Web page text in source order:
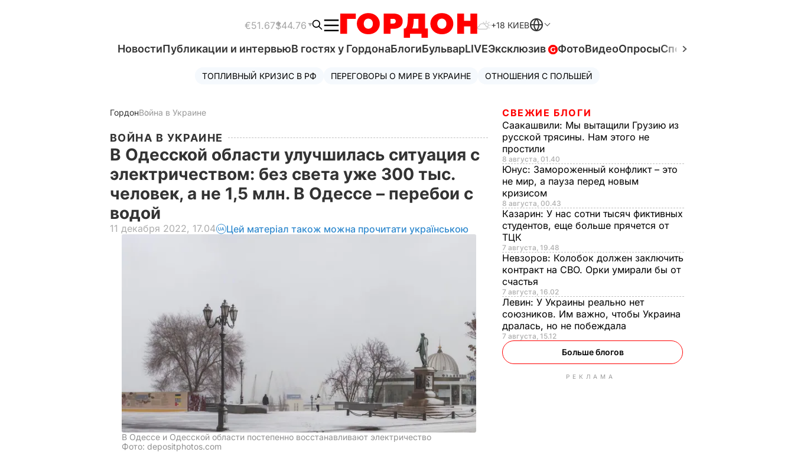
€51.67$44.76 +18 КИЕВ
НовостиПубликации и интервьюВ гостях у ГордонаБлогиБульварLIVEЭксклюзив ФотоВидеоОпросыСпецпроекты
ТОПЛИВНЫЙ КРИЗИС В РФ ПЕРЕГОВОРЫ О МИРЕ В УКРАИНЕ ОТНОШЕНИЯ С ПОЛЬШЕЙ
ГордонВойна в Украине
ВОЙНА В УКРАИНЕ
В Одесской области улучшилась ситуация с
электричеством: без света уже 300 тыс.
человек, а не 1,5 млн. В Одессе – перебои с
водой
11 декабря 2022, 17.04 Цей матеріал також можна прочитати українською
В Одессе и Одесской области постепенно восстанавливают электричество
Фото: depositphotos.com
СВЕЖИЕ БЛОГИ
Саакашвили: Мы вытащили Грузию из
русской трясины. Нам этого не
простили
8 августа, 01.40
Юнус: Замороженный конфликт – это
не мир, а пауза перед новым
кризисом
8 августа, 00.43
Казарин: У нас сотни тысяч фиктивных
студентов, еще больше прячется от
ТЦК
7 августа, 19.48
Невзоров: Колобок должен заключить
контракт на СВО. Орки умирали бы от
счастья
7 августа, 16.02
Левин: У Украины реально нет
союзников. Им важно, чтобы Украина
дралась, но не побеждала
7 августа, 15.12
Больше блогов
РЕКЛАМА